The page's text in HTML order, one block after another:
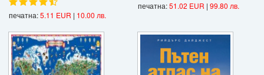
печатна:5.11 EUR | 10.00 лв.
печатна:51.02 EUR | 99.80 лв.